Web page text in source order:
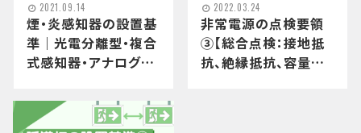
2021.09.14
煙・炎感知器の設置基
準｜光電分離型・複合
式感知器・アナログ式
説！
2022.03.24
非常電源の点検要領
③【総合点検：接地抵
抗、絶縁抵抗、容量な